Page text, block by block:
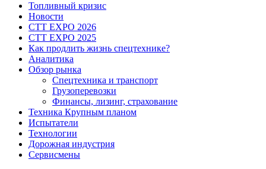
Топливный кризис
Новости
CTT EXPO 2026
CTT EXPO 2025
Как продлить жизнь спецтехнике?
Аналитика
Обзор рынка
Спецтехника и транспорт
Грузоперевозки
Финансы, лизинг, страхование
Техника Крупным планом
Испытатели
Технологии
Дорожная индустрия
Сервисмены